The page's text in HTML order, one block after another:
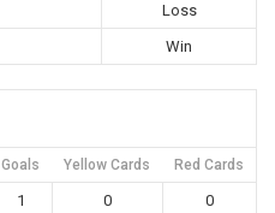
Loss
Win
Goals Yellow Cards Red Cards
1
0 0